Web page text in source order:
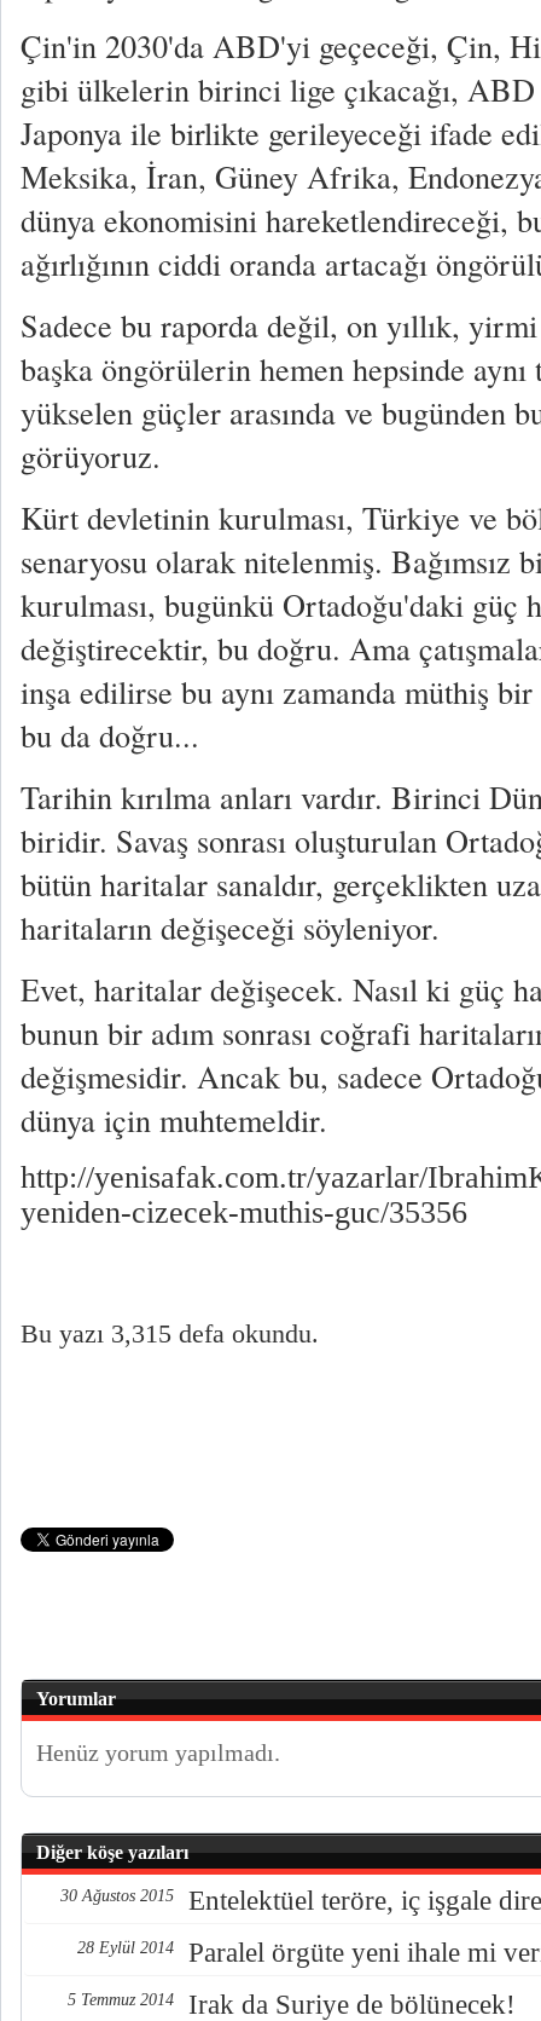
Çin'in 2030'da ABD'yi geçeceği, Çin,
gibi ülkelerin birinci lige çıkacağı, ABD
Japonya ile birlikte gerileyeceği ifade
Meksika, İran, Güney Afrika,
dünya ekonomisini hareketlendireceği,
ağırlığının ciddi oranda artacağı
Sadece bu raporda değil, on yıllık,
başka öngörülerin hemen hepsinde
yükselen güçler arasında ve bugünden
görüyoruz.
Kürt devletinin kurulması, Türkiye ve
senaryosu olarak nitelenmiş. Bağımsız
kurulması, bugünkü Ortadoğu'daki güç
değiştirecektir, bu doğru. Ama
inşa edilirse bu aynı zamanda müthiş
bu da doğru...
Tarihin kırılma anları vardır. Birinci
biridir. Savaş sonrası oluşturulan
bütün haritalar sanaldır, gerçeklikten
haritaların değişeceği söyleniyor.
Evet, haritalar değişecek. Nasıl ki güç
bunun bir adım sonrası coğrafi
değişmesidir. Ancak bu, sadece
dünya için muhtemeldir.
http://yenisafak.com.tr/yazarlar/
yeniden-cizecek-muthis-guc/35356
Bu yazı 3,315 defa okundu.
Yorumlar
Henüz yorum yapılmadı.
Diğer köşe yazıları
30 Ağustos 2015 Entelektüel teröre, iç işgale
28 Eylül 2014 Paralel örgüte yeni ihale mi
5 Temmuz 2014 Irak da Suriye de bölünecek!